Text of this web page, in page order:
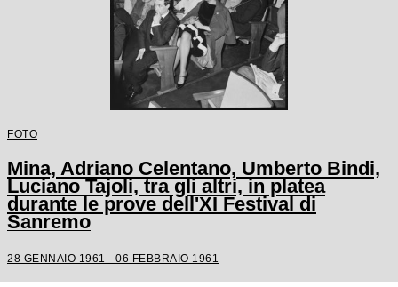
FOTO
Mina, Adriano Celentano, Umberto Bindi,
Luciano Tajoli, tra gli altri, in platea
durante le prove dell'XI Festival di
Sanremo
28 GENNAIO 1961 - 06 FEBBRAIO 1961